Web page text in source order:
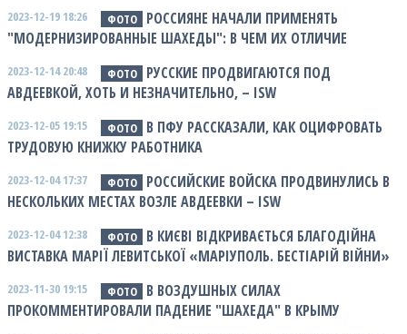
2023-12-19 18:26 ФОТО
РОССИЯНЕ НАЧАЛИ ПРИМЕНЯТЬ
"МОДЕРНИЗИРОВАННЫЕ ШАХЕДЫ": В ЧЕМ ИХ ОТЛИЧИЕ
2023-12-14 20:48 ФОТО
РУССКИЕ ПРОДВИГАЮТСЯ ПОД
АВДЕЕВКОЙ, ХОТЬ И НЕЗНАЧИТЕЛЬНО, – ISW
2023-12-05 19:15 ФОТО
В ПФУ РАССКАЗАЛИ, КАК ОЦИФРОВАТЬ
ТРУДОВУЮ КНИЖКУ РАБОТНИКА
2023-12-04 17:37 ФОТО
РОССИЙСКИЕ ВОЙСКА ПРОДВИНУЛИСЬ В
НЕСКОЛЬКИХ МЕСТАХ ВОЗЛЕ АВДЕЕВКИ – ISW
2023-12-04 12:38 ФОТО
В КИЄВІ ВІДКРИВАЄТЬСЯ БЛАГОДІЙНА
ВИСТАВКА МАРІЇ ЛЕВИТСЬКОЇ «МАРІУПОЛЬ. БЕСТІАРІЙ ВІЙНИ»
2023-11-30 19:15 ФОТО
В ВОЗДУШНЫХ СИЛАХ
ПРОКОММЕНТИРОВАЛИ ПАДЕНИЕ "ШАХЕДА" В КРЫМУ